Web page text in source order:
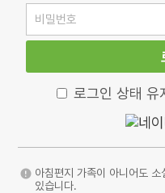
로그인 상태 유
아침편지 가족이 아니어도
있습니다.